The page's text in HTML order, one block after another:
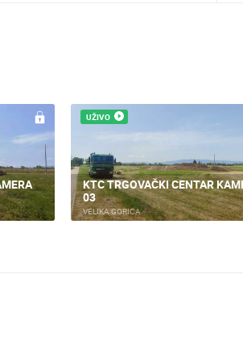
KAMERA
UNUTARNJE
VELIKA GORICA